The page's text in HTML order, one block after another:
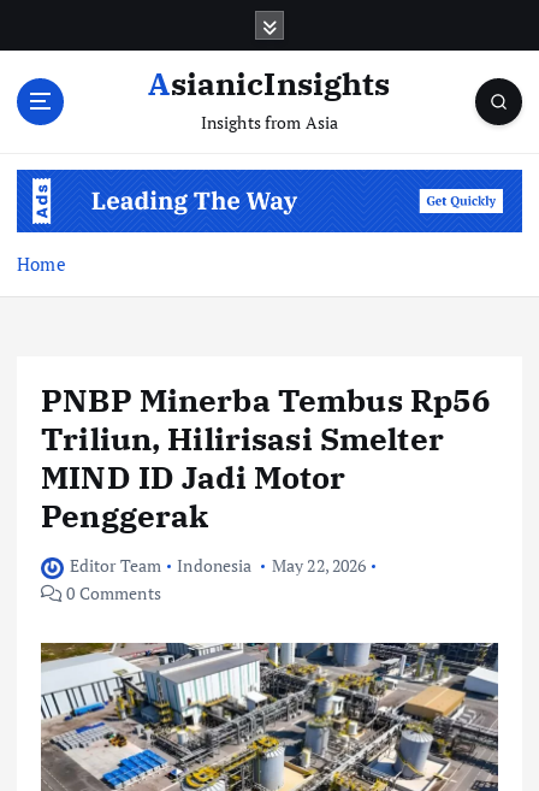
AsianicInsights
Insights from Asia
Home
PNBP Minerba Tembus Rp56
Triliun, Hilirisasi Smelter
MIND ID Jadi Motor
Penggerak
Editor Team Indonesia
May 22, 2026
0 Comments